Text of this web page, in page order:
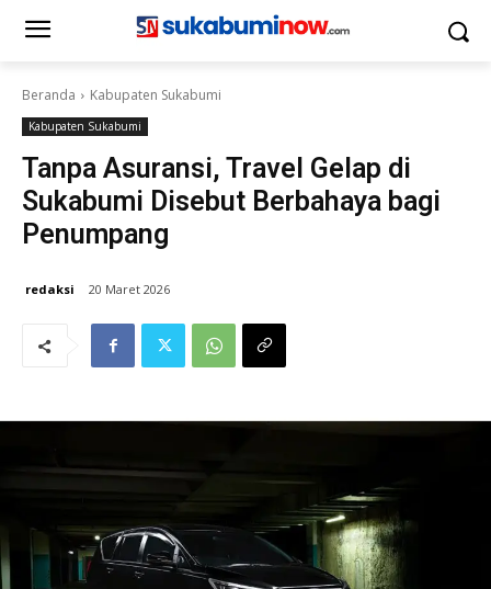
Beranda Kabupaten Sukabumi
Kabupaten Sukabumi
Tanpa Asuransi, Travel Gelap di
Sukabumi Disebut Berbahaya bagi
Penumpang
redaksi 20 Maret 2026